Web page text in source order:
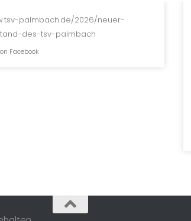
palmbach.de/2026/neuer-
des-tsv-palmbach
Facebook